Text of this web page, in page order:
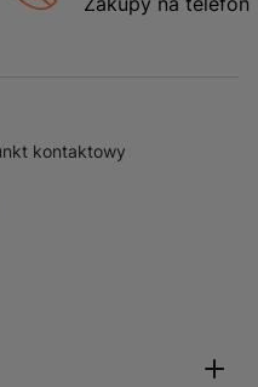
kontaktowy